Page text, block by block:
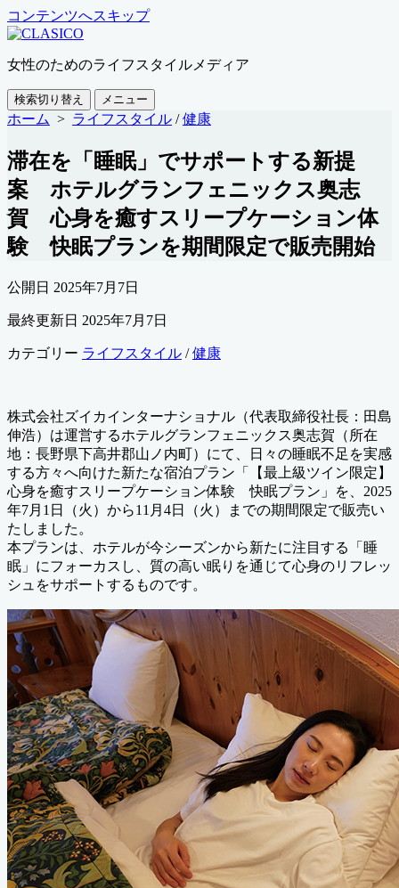
コンテンツへスキップ
女性のためのライフスタイルメディア
検索切り替え メニュー
ホーム > ライフスタイル /健康
滞在を「睡眠」でサポートする新提
案 ホテルグランフェニックス奥志
賀 心身を癒すスリープケーション体
験 快眠プランを期間限定で販売開始
公開日 2025年7月7日
最終更新日 2025年7月7日
カテゴリー ライフスタイル /健康
株式会社ズイカインターナショナル（代表取締役社長：田島
伸浩）は運営するホテルグランフェニックス奥志賀（所在
地：長野県下高井郡山ノ内町）にて、日々の睡眠不足を実感
する方々へ向けた新たな宿泊プラン「【最上級ツイン限定】
心身を癒すスリープケーション体験 快眠プラン」を、2025
年7月1日（火）から11月4日（火）までの期間限定で販売い
たしました。
本プランは、ホテルが今シーズンから新たに注目する「睡
眠」にフォーカスし、質の高い眠りを通じて心身のリフレッ
シュをサポートするものです。